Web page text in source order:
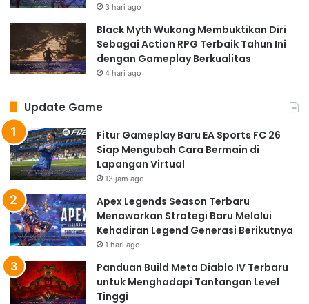
3 hari ago
Black Myth Wukong Membuktikan Diri
Sebagai Action RPG Terbaik Tahun Ini
dengan Gameplay Berkualitas
4 hari ago
Update Game
Fitur Gameplay Baru EA Sports FC 26
Siap Mengubah Cara Bermain di
Lapangan Virtual
13 jam ago
Apex Legends Season Terbaru
Menawarkan Strategi Baru Melalui
Kehadiran Legend Generasi Berikutnya
1 hari ago
Panduan Build Meta Diablo IV Terbaru
untuk Menghadapi Tantangan Level
Tinggi